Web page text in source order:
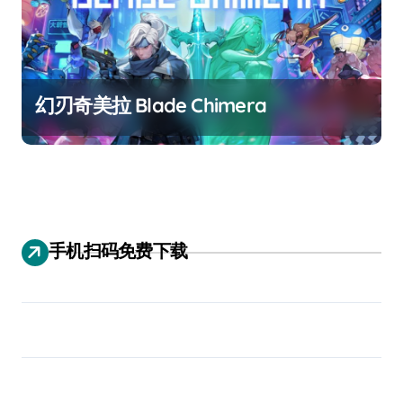
幻刃奇美拉 Blade Chimera
手机扫码免费下载